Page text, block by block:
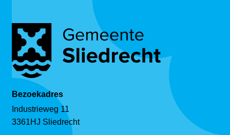
Bezoekadres
Industrieweg 11
3361HJ Sliedrecht